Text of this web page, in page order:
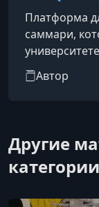
Платформа
саммари,
слушайте
минутные
себе и мире,
Автор
Другие
категории